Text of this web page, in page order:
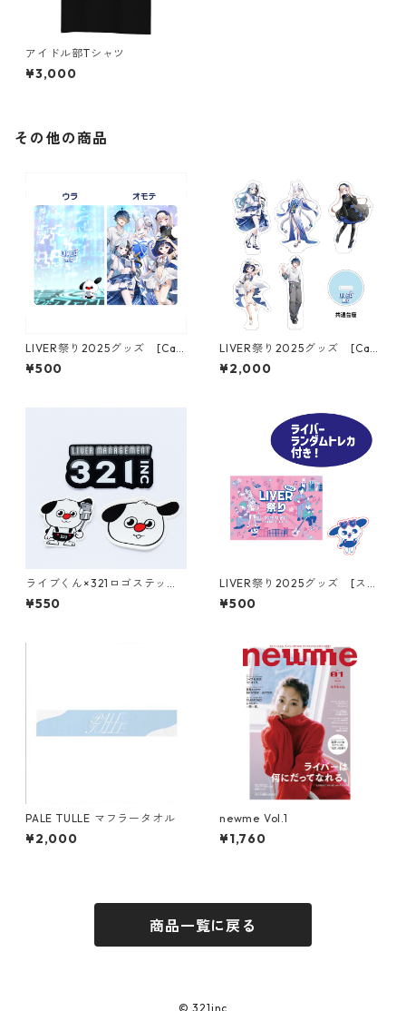
アイドル部Tシャツ
¥3,000
その他の商品
LIVER祭り2025グッズ [Can
vas Clashクリアファイル］
¥500
LIVER祭り2025グッズ [Can
vas Clashアクリルスタンド］
¥2,000
ライブくん×321ロゴステッカ
ーセット
¥550
LIVER祭り2025グッズ [ステ
ッカーセット］
¥500
PALE TULLE マフラータオル
¥2,000
newme Vol.1
¥1,760
商品一覧に戻る
© 321inc